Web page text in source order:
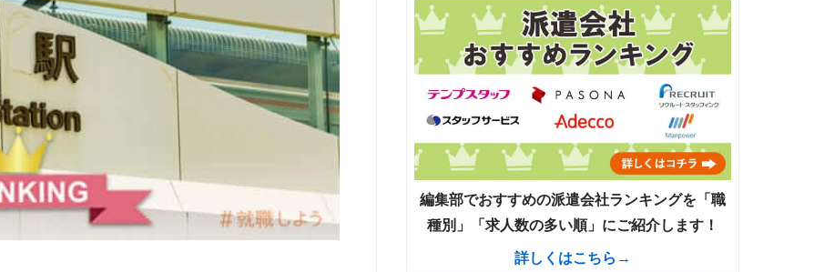
編集部でおすすめの派遣会社ランキングを「職
種別」「求人数の多い順」にご紹介します！
詳しくはこちら→